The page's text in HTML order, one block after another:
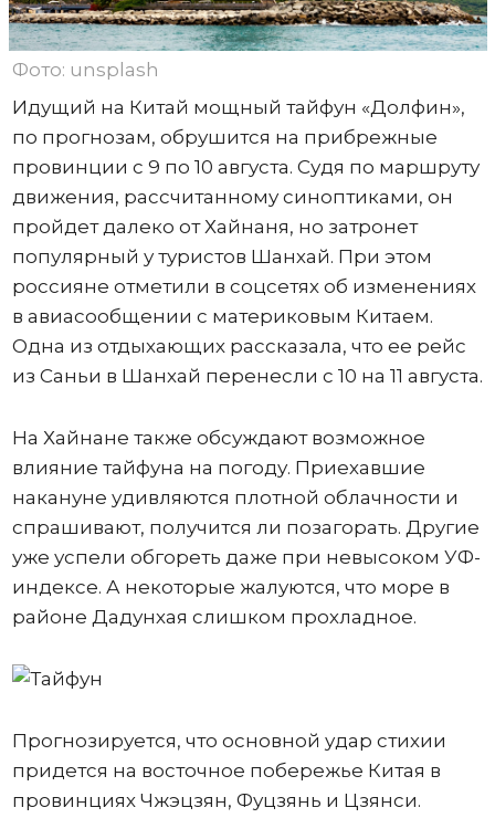
Фото: unsplash
Идущий на Китай мощный тайфун «Долфин»,
по прогнозам, обрушится на прибрежные
провинции с 9 по 10 августа. Судя по маршруту
движения, рассчитанному синоптиками, он
пройдет далеко от Хайнаня, но затронет
популярный у туристов Шанхай. При этом
россияне отметили в соцсетях об изменениях
в авиасообщении с материковым Китаем.
Одна из отдыхающих рассказала, что ее рейс
из Саньи в Шанхай перенесли с 10 на 11 августа.
На Хайнане также обсуждают возможное
влияние тайфуна на погоду. Приехавшие
накануне удивляются плотной облачности и
спрашивают, получится ли позагорать. Другие
уже успели обгореть даже при невысоком УФ-
индексе. А некоторые жалуются, что море в
районе Дадунхая слишком прохладное.
Прогнозируется, что основной удар стихии
придется на восточное побережье Китая в
провинциях Чжэцзян, Фуцзянь и Цзянси.